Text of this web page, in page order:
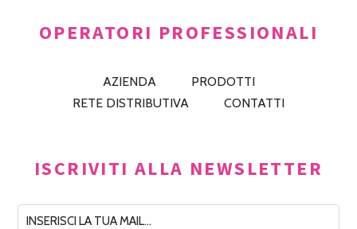
OPERATORI PROFESSIONALI
AZIENDA
PRODOTTI
RETE DISTRIBUTIVA
CONTATTI
ISCRIVITI ALLA NEWSLETTER